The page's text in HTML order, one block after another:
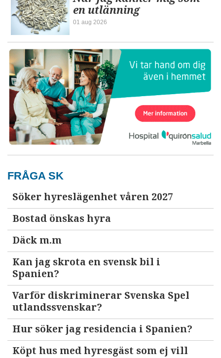
en utlänning
01 aug 2026
FRÅGA SK
Söker hyreslägenhet våren 2027
Bostad önskas hyra
Däck m.m
Kan jag skrota en svensk bil i
Spanien?
Varför diskriminerar Svenska Spel
utlandssvenskar?
Hur söker jag residencia i Spanien?
Köpt hus med hyresgäst som ej vill